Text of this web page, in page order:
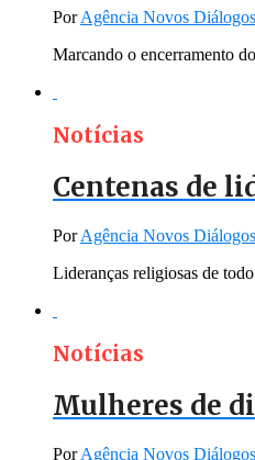
PorAgência Novos Diálogos
Marcando o encerramento
Notícias
Centenas de
PorAgência Novos Diálogos
Lideranças religiosas de
Notícias
Mulheres de
PorAgência Novos Diálogos